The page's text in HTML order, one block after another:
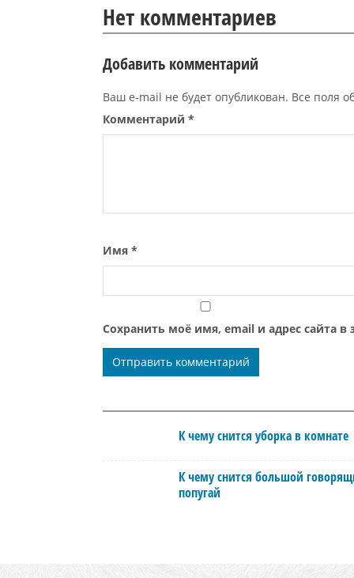
Нет комментариев
Добавить комментарий
Ваш e-mail не будет опубликован. Все поля
Комментарий *
Имя *
Сохранить моё имя, email и адрес сайта
К чему снится уборка в комнате
К чему снится большой
попугай